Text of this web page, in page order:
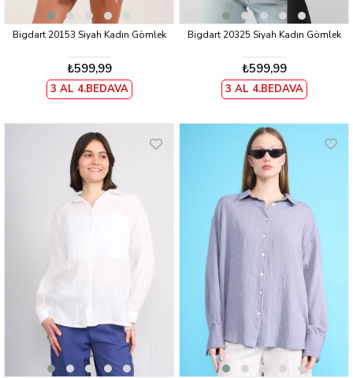
Bigdart 20153 Siyah Kadın Gömlek
₺599,99
3 AL 4.BEDAVA
Bigdart 20325 Siyah Kadın Gömlek
₺599,99
3 AL 4.BEDAVA